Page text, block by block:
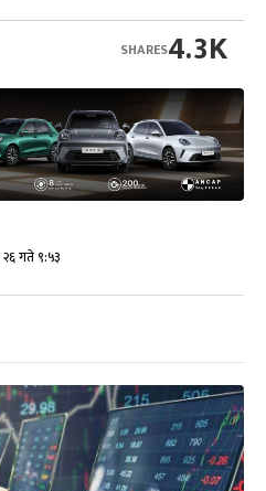
4.3K
SHARES
गते ९:५३